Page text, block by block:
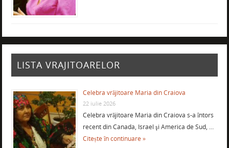
LISTA VRAJITOARELOR
Celebra vrăjitoare Maria din Craiova
22 iulie 2026
Celebra vrăjitoare Maria din Craiova s-a întors
recent din Canada, Israel şi America de Sud, …
Citește în continuare »